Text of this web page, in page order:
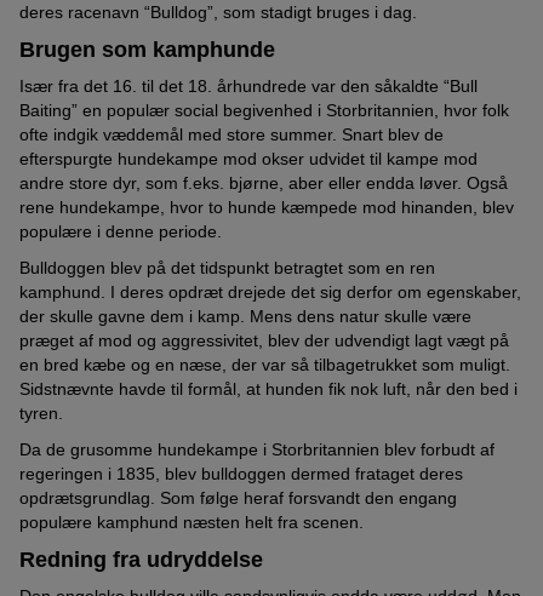
deres racenavn “Bulldog”, som stadigt bruges i dag.
Brugen som kamphunde
Især fra det 16. til det 18. århundrede var den såkaldte “Bull
Baiting” en populær social begivenhed i Storbritannien, hvor folk
ofte indgik væddemål med store summer. Snart blev de
efterspurgte hundekampe mod okser udvidet til kampe mod
andre store dyr, som f.eks. bjørne, aber eller endda løver. Også
rene hundekampe, hvor to hunde kæmpede mod hinanden, blev
populære i denne periode.
Bulldoggen blev på det tidspunkt betragtet som en ren
kamphund. I deres opdræt drejede det sig derfor om egenskaber,
der skulle gavne dem i kamp. Mens dens natur skulle være
præget af mod og aggressivitet, blev der udvendigt lagt vægt på
en bred kæbe og en næse, der var så tilbagetrukket som muligt.
Sidstnævnte havde til formål, at hunden fik nok luft, når den bed i
tyren.
Da de grusomme hundekampe i Storbritannien blev forbudt af
regeringen i 1835, blev bulldoggen dermed frataget deres
opdrætsgrundlag. Som følge heraf forsvandt den engang
populære kamphund næsten helt fra scenen.
Redning fra udryddelse